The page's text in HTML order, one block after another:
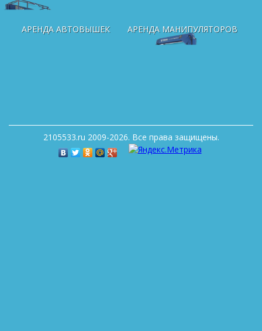
АРЕНДА АВТОВЫШЕК АРЕНДА МАНИПУЛЯТОРОВ
2105533.ru 2009-2026. Все права защищены.